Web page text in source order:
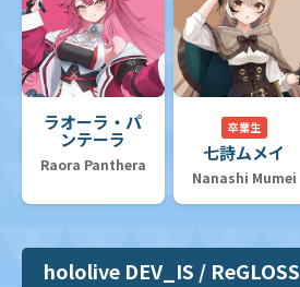
ラオーラ・パ
ンテーラ
Raora Panthera
卒業生
七詩ムメイ
Nanashi Mumei
hololive DEV_IS / ReGLOSS